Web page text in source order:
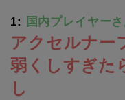
1: 国内プレイヤー
アクセルナー
弱くしすぎた
し